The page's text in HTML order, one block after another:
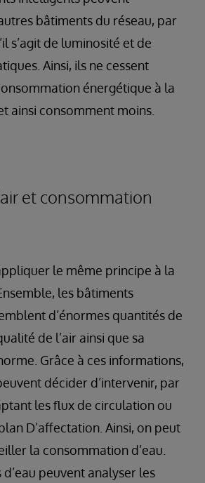
bâtiments du réseau, par
s’agit de luminosité et de
Ainsi, ils ne cessent
énergétique à la
ainsi consomment moins.
et consommation
le même principe à la
les bâtiments
d’énormes quantités de
de l’air ainsi que sa
Grâce à ces informations,
décider d’intervenir, par
les flux de circulation ou
D’affectation. Ainsi, on peut
la consommation d’eau.
peuvent analyser les